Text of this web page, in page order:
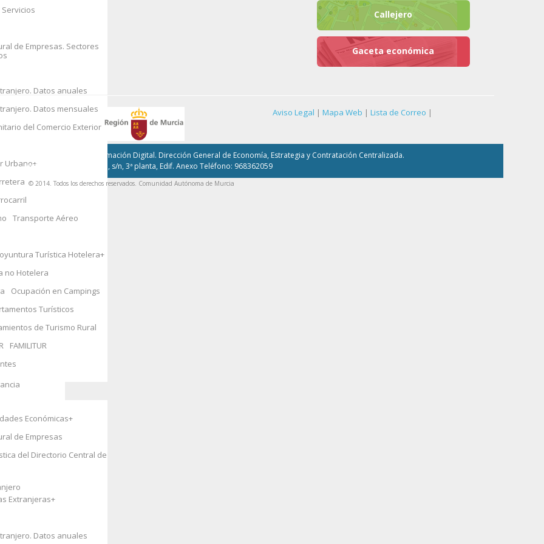
Autonómicas
y Archivos
Fomento y
los Hogares
Medio
+
+
de Empresas. Sectores
Datos anuales
Datos mensuales
del Comercio Exterior
Urbano
Transporte Aéreo
+
Turística Hotelera
no Hotelera
Ocupación en Campings
Turísticos
de Turismo Rural
FAMILITUR
+
Económicas
de Empresas
del Directorio Central de
+
Extranjeras
Datos anuales
+
Callejero
Gaceta económica
Aviso Legal | Mapa Web | Lista de Correo |
Fondos Europeos y Transformación Digital. Dirección General de Economía, Estrategia y Contratación Centralizada.
Avda. Teniente Flomesta, s/n, 3ª planta, Edif. Anexo Teléfono: 968362059
© 2014. Todos los derechos reservados. Comunidad Autónoma de Murcia